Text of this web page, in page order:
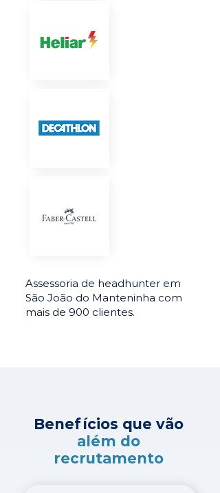
Assessoria de headhunter em
São João do Manteninha com
mais de 900 clientes.
Benefícios que vão
além do
recrutamento